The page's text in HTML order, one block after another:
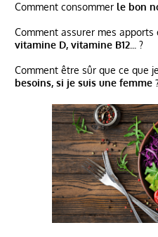
Comment consommer le bon
Comment assurer mes apports
vitamine D, vitamine B12...
?
Comment être sûr que ce que
besoins, si je suis une femme